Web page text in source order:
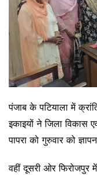
पंजाब के पटियाला में
इकाइयों ने जिला विकास
पापरा को गुरुवार को
वहीं दूसरी ओर फिरोजपुर